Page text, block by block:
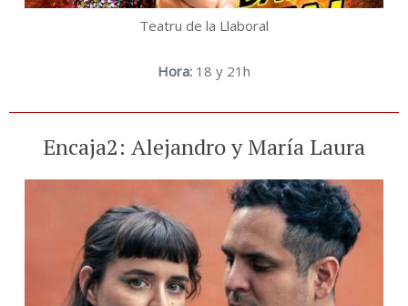
Teatru de la Llaboral
Hora: 18 y 21h
Encaja2: Alejandro y María Laura